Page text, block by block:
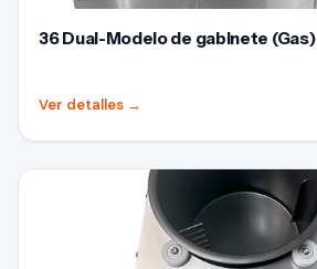
36 Dual-Modelo de gabinete (Gas)
Ver detalles →